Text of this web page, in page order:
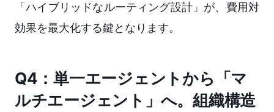
「ハイブリッドなルーティング設計」が、費用対
効果を最大化する鍵となります。
Q4：単一エージェントから「マ
ルチエージェント」へ。組織構造